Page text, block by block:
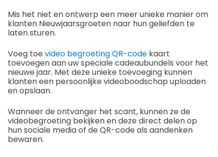
Mis het niet en ontwerp een meer unieke manier om
klanten Nieuwjaarsgroeten naar hun geliefden te
laten sturen.
Voeg toe video begroeting QR-code kaart
toevoegen aan uw speciale cadeaubundels voor het
nieuwe jaar. Met deze unieke toevoeging kunnen
klanten een persoonlijke videoboodschap uploaden
en opslaan.
Wanneer de ontvanger het scant, kunnen ze de
videobegroeting bekijken en deze direct delen op
hun sociale media of de QR-code als aandenken
bewaren.